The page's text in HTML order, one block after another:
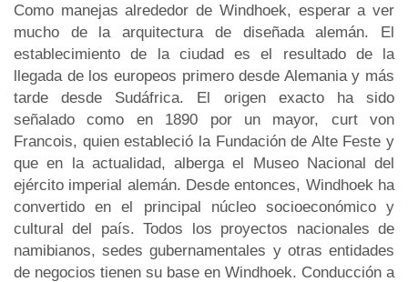
Como manejas alrededor de Windhoek, esperar a ver
mucho de la arquitectura de diseñada alemán. El
establecimiento de la ciudad es el resultado de la
llegada de los europeos primero desde Alemania y más
tarde desde Sudáfrica. El origen exacto ha sido
señalado como en 1890 por un mayor, curt von
Francois, quien estableció la Fundación de Alte Feste y
que en la actualidad, alberga el Museo Nacional del
ejército imperial alemán. Desde entonces, Windhoek ha
convertido en el principal núcleo socioeconómico y
cultural del país. Todos los proyectos nacionales de
namibianos, sedes gubernamentales y otras entidades
de negocios tienen su base en Windhoek. Conducción a